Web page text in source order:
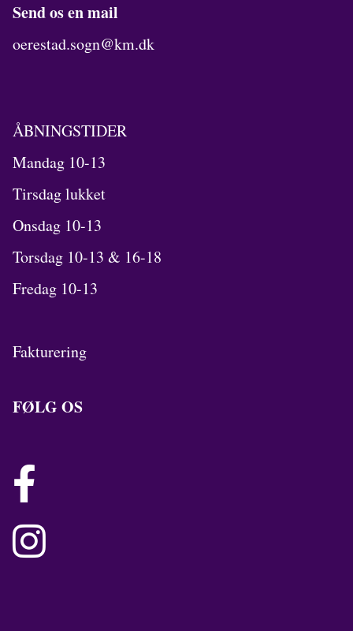
Send os en mail
oerestad.sogn@km.dk
ÅBNINGSTIDER
Mandag 10-13
Tirsdag lukket
Onsdag 10-13
Torsdag 10-13 & 16-18
Fredag 10-13
Fakturering
FØLG OS

